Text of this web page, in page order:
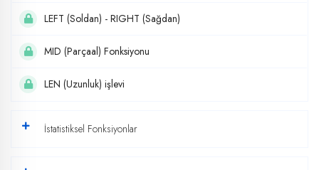
LEFT (Soldan) - RIGHT (Sağdan)
MID (Parçaal) Fonksiyonu
LEN (Uzunluk) işlevi
İstatistiksel Fonksiyonlar